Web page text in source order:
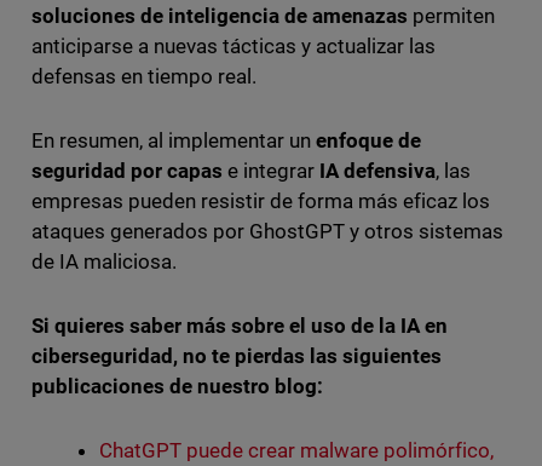
soluciones de inteligencia de amenazas permiten
anticiparse a nuevas tácticas y actualizar las
defensas en tiempo real.
En resumen, al implementar un enfoque de
seguridad por capas e integrar IA defensiva, las
empresas pueden resistir de forma más eficaz los
ataques generados por GhostGPT y otros sistemas
de IA maliciosa.
Si quieres saber más sobre el uso de la IA en
ciberseguridad, no te pierdas las siguientes
publicaciones de nuestro blog:
ChatGPT puede crear malware polimórfico,